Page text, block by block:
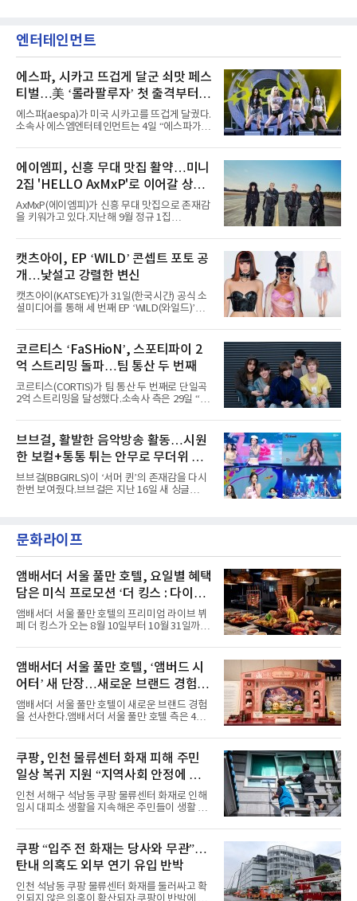
엔터테인먼트
에스파, 시카고 뜨겁게 달군 쇠맛 페스
티벌…美 ‘롤라팔루자’ 첫 출격부터
증명한 존재감
에스파(aespa)가 미국 시카고를 뜨겁게 달궜다.
소속사 에스엠엔터테인먼트는 4일 “에스파가
서 열린 ‘롤라팔루자 시카고’(Lollapalooza
Chicago)의 알리안츠 스테이지에 올랐다”며
“총 14곡으로 구성된 세트리스트를 선사, 데뷔 7
년 차다운 노련한 무대 매너와 파워풀한 에너지
로 현장의 분위기를 압도했다”고 밝혔다.1991
년 시작된 ‘롤라팔루자’는 8개 스테이지, 170여
팀의 아티스트와 40만 명 이상의 관객이 운집하
코르티스 등 K팝 스타들이 출연진 명단에 이름
을 올렸다.이날 에스파는
에이엠피, 신흥 무대 맛집 활약…미니
2집 'HELLO AxMxP'로 이어갈 상승
세
AxMxP(에이엠피)가 신흥 무대 맛집으로 존재감
을 키워가고 있다.지난해 9월 정규 1집
AxMxP는 데뷔 전부터 버스킹과 각종 페스티벌,
공연 무대에 오르며 실전 경험을 쌓아왔다.이들
은 소속사 패밀리 콘서트를 비롯해 '뷰티풀 민트
라이프 2025', '2025 부산국제록페스티벌' 등 대
형 무대에 잇달아 출연해 당찬 에너지와 풋풋한
매력으로 음악팬들의 눈도장을 찍었다.이후
AxMxP는 '카운트다운 판타지 2025-2026',
정적인 실력을 입증했고, 올해 '2026 어썸뮤직
페스티벌', '뷰티풀 민트 라이프 2026', '2026
캣츠아이, EP ‘WILD’ 콘셉트 포토 공
개…낯설고 강렬한 변신
캣츠아이(KATSEYE)가 31일(한국시간) 공식 소
셜미디어를 통해 세 번째 EP ‘WILD(와일드)’의
heart(와일드 하트)’라는 제목이 붙은 콘셉트 포
토에는 멤버들의 본능적이고 야성적인 면모가
강렬하게 담겼다. 짙은 아이섀도와 푸른빛·금빛·
붉은빛의 컬러 렌즈가 비현실적인 분위기를 자
아내고, 여러 원색이 불규칙하게 뒤섞인 멀티컬
러 헤어와 과감한 블루·블랙 립 메이크업이 낯설
고도 매혹적인 비주얼을 완성했다.스타일링 역
엣을 거침없이 결합했다. 멤버들은 각기 다른 개
성을 살린 스타일링을 선
코르티스 ‘FaSHioN’, 스포티파이 2
억 스트리밍 돌파…팀 통산 두 번째
코르티스(CORTIS)가 팀 통산 두 번째로 단일곡
2억 스트리밍을 달성했다.소속사 측은 29일 “코
벌 오디오·음원 스트리밍 플랫폼 스포티파이에
서 27일 자로 누적 재생 수 2억 회를 돌파했
다”고 밝혔다.곡이 발표된 지 약 10개월 만이다.
팀의 첫 번째 2억 스트리밍 곡은 동일 음반에 수
록된 ‘GO!’다. 이 노래는 공개 약 9개월 만인 지
난달 26일 자에 2억 고지를 밟았다. 이는 최근 5
년 내 데뷔한 보이그룹의 곡 중 최단기 2억 달성
했다. “내 티, 5 bucks 바지는, 만원” 등 멤버들
의 라이프 스타일
브브걸, 활발한 음악방송 활동…시원
한 보컬+통통 튀는 안무로 무더위 사
냥
브브걸(BBGIRLS)이 ‘서머 퀸’의 존재감을 다시
한번 보여줬다.브브걸은 지난 16일 새 싱글
MBC '쇼! 음악중심', SBS '인기가요' 등 주요 음
악방송 무대에 올라 화려한 퍼포먼스를 펼쳤다.
력을 앞세워 매 무대 색다른 볼거리를 선사했다.
특히 화사한 파스텔 톤의 비치웨어부터 청량한
마린룩, 햇살 아래 반짝이는 물결을 연상시키는
스커트, 강렬한 붉은 계열의 스타일링까지 각기
다른 매력을 선보였다. 브브걸은 다채로운 여름
패션을 완벽하게 소화하며 보
문화라이프
앰배서더 서울 풀만 호텔, 요일별 혜택
담은 미식 프로모션 ‘더 킹스 : 다이닝
프리빌리지즈’ 선봬
앰배서더 서울 풀만 호텔의 프리미엄 라이브 뷔
페 더 킹스가 오는 8월 10일부터 10월 31일까지
즈’를 선보인다.앰배서더 서울 풀만 호텔 측은
“요일마다 다른 즐거움과 한층 깊어진 미식의 여
유를 경험할 수 있도록 기획했다”고 밝혔다.먼저
월요일과 화요일에는 한 주의 문을 여는 여유로
운 식사를 테마로 다양한 혜택이 마련된다. 런치
이용 시 성인 5인 이상 사전 예약 고객에게 성인
1인 무료 혜택을 제공하며, 디너 이용 시에는 성
유료 회원 고객을 대상으로 5% 추가 할인 또는
바우처 1매 추가
앰배서더 서울 풀만 호텔, ‘앰버드 시
어터’ 새 단장…새로운 브랜드 경험 선
사
앰배서더 서울 풀만 호텔이 새로운 브랜드 경험
을 선사한다.앰배서더 서울 풀만 호텔 측은 4일
이야기를 담은 인형 극장 콘셉트의 공간 ‘앰버드
시어터(Ambird Theater)’를 새롭게 선보인
다”고 밝혔다.앰배서더 서울 풀만 호텔은 로비
한편에 마련된 앰버드 존을 통해 앰버드의 세계
관을 소개해왔다. 앰버드 존은 앰버드가 우주여
행 중 수집한 다양한 굿즈를 전시한 '앰버드 플래
닛(Ambird Planet)과 계절별 플라워 연출로 사
라 극장을 모티브로 한 데코레이션으로 구성됐
다. 무대 공간 및 티켓 박스
쿠팡, 인천 물류센터 화재 피해 주민
일상 복귀 지원 “지역사회 안정에 총
력”
인천 서해구 석남동 쿠팡 물류센터 화재로 인해
임시 대피소 생활을 지속해온 주민들이 생활 터
필먼트서비스(CFS)가 지난 28일부터 화재 피해
주민을 대상으로 전문 출장 청소서비스 지원에
나섬으로써 본격적인 지역사회 복구 작업이 시
작된 것이다.대피소 주민 중심 청소 접수, 첫날
부터 2가구 지원 완료CFS는 신현초등학교, 신
현북초등학교, 신현여자중학교 등 인천 서해구
쿠팡 “입주 전 화재는 당사와 무관”…
탄내 의혹도 외부 연기 유입 반박
인천 석남동 쿠팡 물류센터 화재를 둘러싸고 확